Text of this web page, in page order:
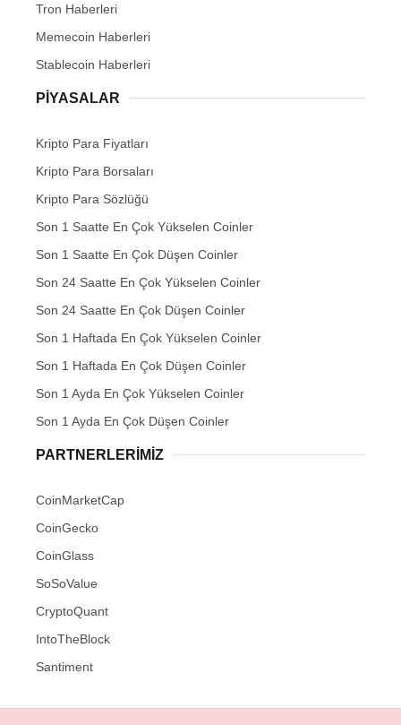
Tron Haberleri
Memecoin Haberleri
Stablecoin Haberleri
PIYASALAR
Kripto Para Fiyatları
Kripto Para Borsaları
Kripto Para Sözlüğü
Son 1 Saatte En Çok Yükselen Coinler
Son 1 Saatte En Çok Düşen Coinler
Son 24 Saatte En Çok Yükselen Coinler
Son 24 Saatte En Çok Düşen Coinler
Son 1 Haftada En Çok Yükselen Coinler
Son 1 Haftada En Çok Düşen Coinler
Son 1 Ayda En Çok Yükselen Coinler
Son 1 Ayda En Çok Düşen Coinler
PARTNERLERIMIZ
CoinMarketCap
CoinGecko
CoinGlass
SoSoValue
CryptoQuant
IntoTheBlock
Santiment